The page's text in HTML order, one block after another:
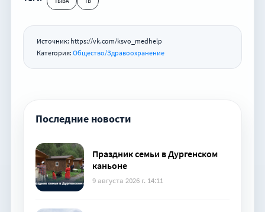
Источник: https://vk.com/ksvo_medhelp
Категория: Общество/Здравоохранение
Последние новости
Праздник семьи в Дургенском
каньоне
9 августа 2026 г. 14:11